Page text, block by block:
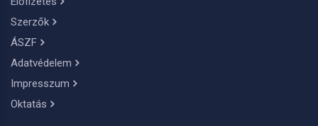
Szerzők
ÁSZF
Adatvédelem
Impresszum
Oktatás